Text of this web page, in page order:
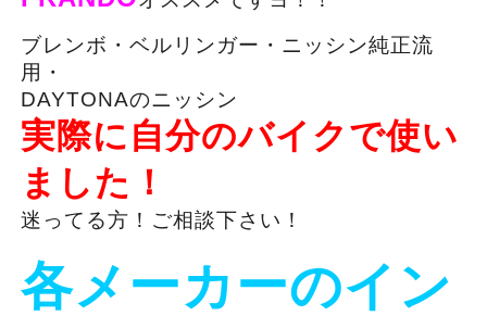
ブレンボ・ベルリンガー・ニッシン純正流
用・
DAYTONAのニッシン
実際に自分のバイクで使い
ました！
迷ってる方！ご相談下さい！
各メーカーのイン